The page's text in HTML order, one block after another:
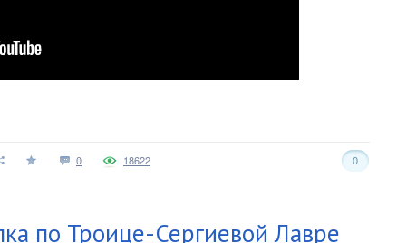
0 0
18622
по Троице-Сергиевой Лавре